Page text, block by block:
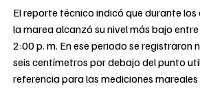
El reporte técnico indicó que durante los
la marea alcanzó su nivel más bajo
2:00 p. m. En ese periodo se registraron
seis centímetros por debajo del punto
referencia para las mediciones mareales